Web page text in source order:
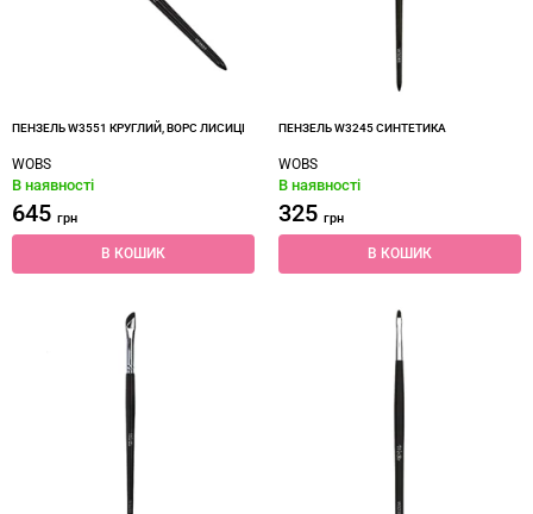
ПЕНЗЕЛЬ W3551 КРУГЛИЙ, ВОРС ЛИСИЦІ
WOBS
В наявності
645 грн
В КОШИК
ПЕНЗЕЛЬ W3245 СИНТЕТИКА
WOBS
В наявності
325 грн
В КОШИК